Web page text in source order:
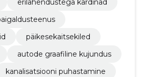
erilahendustega kardinad
päikesekaitsekiled
autode graafiline kujundus
kanalisatsiooni puhastamine